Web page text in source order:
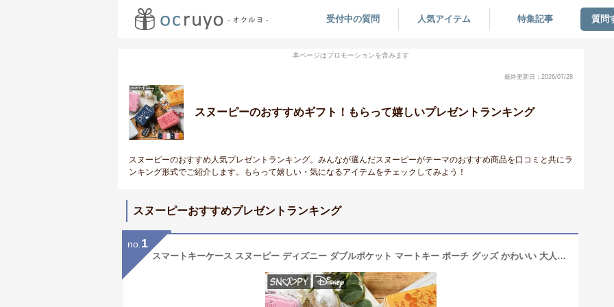
受付中の質問 人気アイテム 特集記事 質問
本ページはプロモーションを含みます
最終更新日：2026/07/28
スヌーピーのおすすめギフト！もらって嬉しいプレゼントランキング
スヌーピーのおすすめ人気プレゼントランキング。みんなが選んだスヌーピーがテーマのおすすめ商品を口コミと共にラ
ンキング形式でご紹介します。もらって嬉しい・気になるアイテムをチェックしてみよう！
スヌーピーおすすめプレゼントランキング
no. 1
スマートキーケース スヌーピー ディズニー ダブルポケット マートキー ポーチ グッズ かわいい 大人向け ダブルファスナー ウッドストック ミッキ− ミニー 鍵収納 鍵ケース シンプル おしゃれ ギフト プレゼント TE201